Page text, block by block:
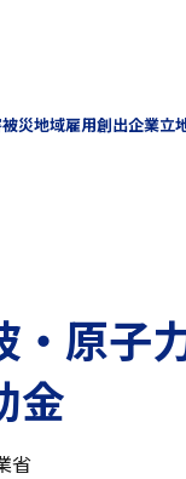
災地域雇用創出企業立
・原子
金
省